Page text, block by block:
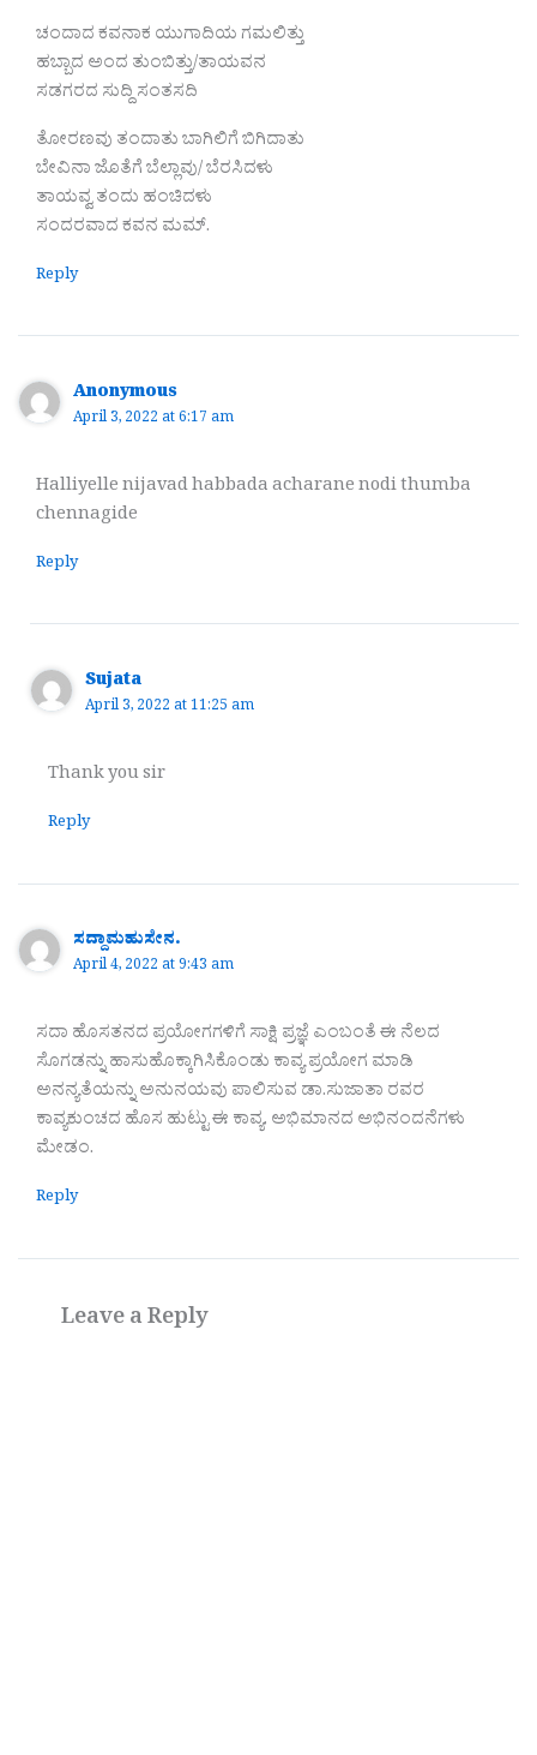
ಚಂದಾದ ಕವನಾಕ ಯುಗಾದಿಯ ಗಮಲಿತ್ತು
ಹಬ್ಬಾದ ಅಂದ ತುಂಬಿತ್ತು/ತಾಯವನ
ಸಡಗರದ ಸುದ್ದಿ ಸಂತಸದಿ
ತೋರಣವು ತಂದಾತು ಬಾಗಿಲಿಗೆ ಬಿಗಿದಾತು
ಬೇವಿನಾ ಜೊತೆಗೆ ಬೆಲ್ಲಾವು/ ಬೆರಸಿದಳು
ತಾಯವ್ವ ತಂದು ಹಂಚಿದಳು
ಸಂದರವಾದ ಕವನ ಮಮ್.
Reply
Anonymous
April 3, 2022 at 6:17 am
Halliyelle nijavad habbada acharane nodi thumba
chennagide
Reply
Sujata
April 3, 2022 at 11:25 am
Thank you sir
Reply
ಸದ್ದಾಮಹುಸೇನ.
April 4, 2022 at 9:43 am
ಸದಾ ಹೊಸತನದ ಪ್ರಯೋಗಗಳಿಗೆ ಸಾಕ್ಷಿ ಪ್ರಜ್ಞೆ ಎಂಬಂತೆ ಈ ನೆಲದ
ಸೊಗಡನ್ನು ಹಾಸುಹೊಕ್ಕಾಗಿಸಿಕೊಂಡು ಕಾವ್ಯ ಪ್ರಯೋಗ ಮಾಡಿ
ಅನನ್ಯತೆಯನ್ನು ಅನುನಯವು ಪಾಲಿಸುವ ಡಾ.ಸುಜಾತಾ ರವರ
ಕಾವ್ಯಕುಂಚದ ಹೊಸ ಹುಟ್ಟು ಈ ಕಾವ್ಯ. ಅಭಿಮಾನದ ಅಭಿನಂದನೆಗಳು
ಮೇಡಂ.
Reply
Leave a Reply